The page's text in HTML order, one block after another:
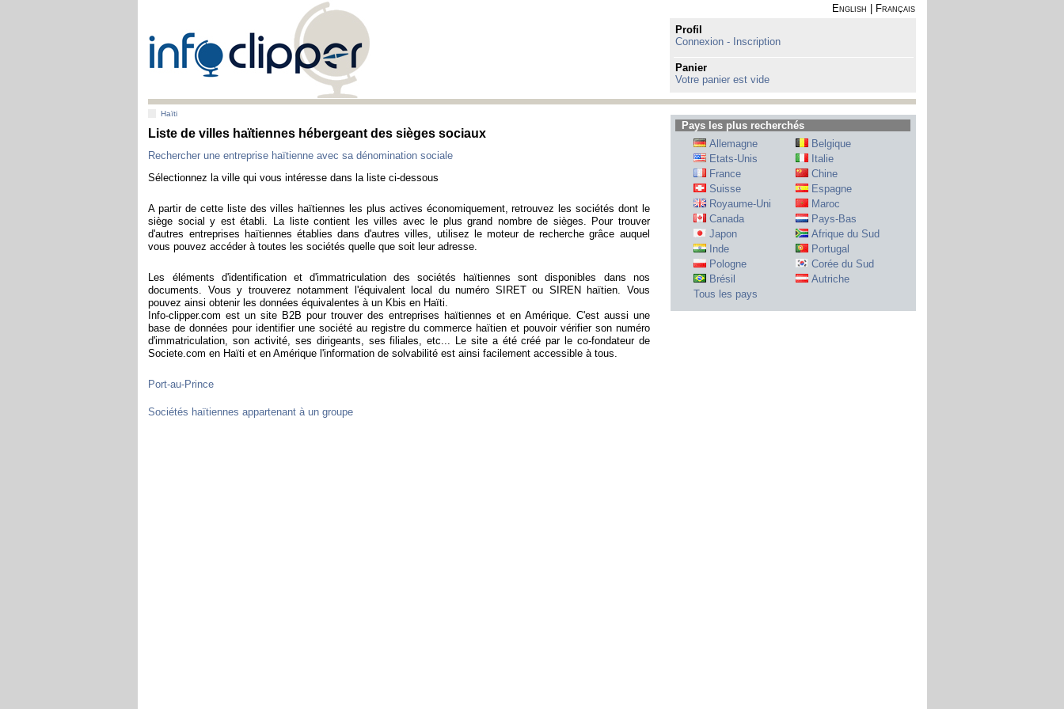
English
Français
Profil
Connexion - Inscription
Panier
Votre panier est vide
Haïti
Liste de villes haïtiennes hébergeant des sièges sociaux
Rechercher une entreprise haïtienne avec sa dénomination sociale
Sélectionnez la ville qui vous intéresse dans la liste ci-dessous
A partir de cette liste des villes haïtiennes les plus actives économiquement, retrouvez les sociétés dont le
siège social y est établi. La liste contient les villes avec le plus grand nombre de sièges. Pour trouver
d'autres entreprises haïtiennes établies dans d'autres villes, utilisez le moteur de recherche grâce auquel
vous pouvez accéder à toutes les sociétés quelle que soit leur adresse.
Les éléments d'identification et d'immatriculation des sociétés haïtiennes sont disponibles dans nos
documents. Vous y trouverez notamment l'équivalent local du numéro SIRET ou SIREN haïtien. Vous
pouvez ainsi obtenir les données équivalentes à un Kbis en Haïti.
Info-clipper.com est un site B2B pour trouver des entreprises haïtiennes et en Amérique. C'est aussi une
base de données pour identifier une société au registre du commerce haïtien et pouvoir vérifier son numéro
d'immatriculation, son activité, ses dirigeants, ses filiales, etc... Le site a été créé par le co-fondateur de
Societe.com en Haïti et en Amérique l'information de solvabilité est ainsi facilement accessible à tous.
Port-au-Prince
Sociétés haïtiennes appartenant à un groupe
Pays les plus recherchés
Allemagne
Belgique
Etats-Unis
Italie
France
Chine
Suisse
Espagne
Royaume-Uni
Maroc
Canada
Pays-Bas
Japon
Afrique du Sud
Inde
Portugal
Pologne
Corée du Sud
Brésil
Autriche
Tous les pays